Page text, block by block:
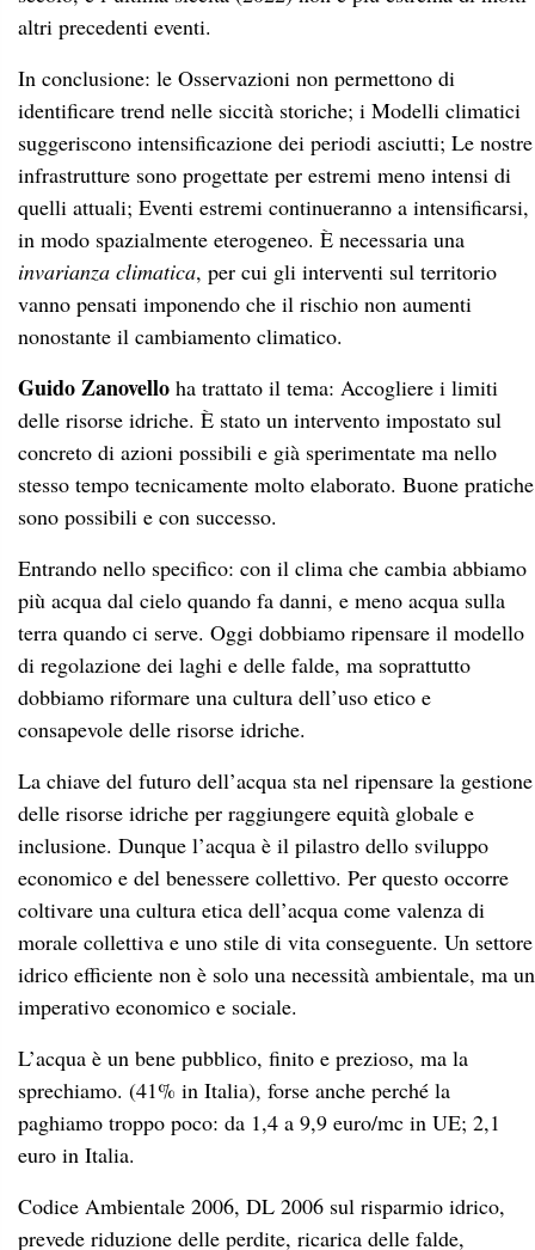
nonostante il cambiamento climatico.
Guido Zanovello
ha trattato il tema: Accogliere i limiti
delle risorse idriche. È stato un intervento impostato sul
concreto di azioni possibili e già sperimentate ma nello
stesso tempo tecnicamente molto elaborato. Buone pratiche
sono possibili e con successo.
Entrando nello specifico: con il clima che cambia abbiamo
più acqua dal cielo quando fa danni, e meno acqua sulla
terra quando ci serve. Oggi dobbiamo ripensare il modello
di regolazione dei laghi e delle falde, ma soprattutto
dobbiamo riformare una cultura dell’uso etico e
consapevole delle risorse idriche.
La chiave del futuro dell’acqua sta nel ripensare la gestione
delle risorse idriche per raggiungere equità globale e
inclusione. Dunque l’acqua è il pilastro dello sviluppo
economico e del benessere collettivo. Per questo occorre
coltivare una cultura etica dell’acqua come valenza di
morale collettiva e uno stile di vita conseguente. Un settore
idrico efficiente non è solo una necessità ambientale, ma un
imperativo economico e sociale.
L’acqua è un bene pubblico, finito e prezioso, ma la
sprechiamo. (41% in Italia), forse anche perché la
paghiamo troppo poco: da 1,4 a 9,9 euro/mc in UE; 2,1
euro in Italia.
Codice Ambientale 2006, DL 2006 sul risparmio idrico,
prevede riduzione delle perdite, ricarica delle falde,
acquedotti duali che prevedono impiego di acqua di alta
qualità solo per usi potabili. Ce ne siamo dimenticati,
anche perché queste norme non prevedono sanzioni. I
rimedi proposti dalla buona tecnica sono altrettanto chiari:
protezione delle riserve negli acquiferi; raccolta dell’acqua
piovana (in invasi e in falda) per usi agricoli e industriali
(ma anche civili); distrettualizzazione delle reti
del trattamento acque usate e riutilizzo.